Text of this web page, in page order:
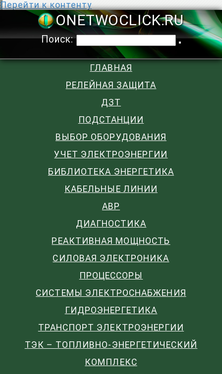
Перейти к контенту
Поиск:
ГЛАВНАЯ
РЕЛЕЙНАЯ ЗАЩИТА
ДЗТ
ПОДСТАНЦИИ
ВЫБОР ОБОРУДОВАНИЯ
УЧЕТ ЭЛЕКТРОЭНЕРГИИ
БИБЛИОТЕКА ЭНЕРГЕТИКА
КАБЕЛЬНЫЕ ЛИНИИ
АВР
ДИАГНОСТИКА
РЕАКТИВНАЯ МОЩНОСТЬ
СИЛОВАЯ ЭЛЕКТРОНИКА
ПРОЦЕССОРЫ
СИСТЕМЫ ЭЛЕКТРОСНАБЖЕНИЯ
ГИДРОЭНЕРГЕТИКА
ТРАНСПОРТ ЭЛЕКТРОЭНЕРГИИ
ТЭК – ТОПЛИВНО-ЭНЕРГЕТИЧЕСКИЙ
КОМПЛЕКС